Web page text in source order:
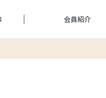
会員紹介